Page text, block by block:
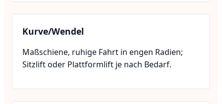
Kurve/Wendel
Maßschiene, ruhige Fahrt in engen Radien;
Sitzlift oder Plattformlift je nach Bedarf.